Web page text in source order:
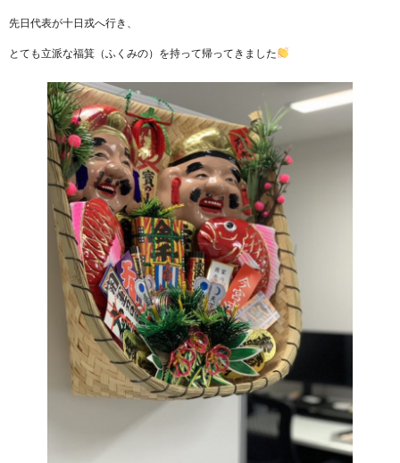
先日代表が十日戎へ行き、
とても立派な福箕（ふくみの）を持って帰ってきました